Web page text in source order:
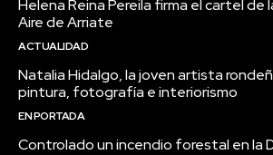
Helena Reina Pereila firma el cartel de
Aire de Arriate
ACTUALIDAD
Natalia Hidalgo, la joven artista
pintura, fotografía e interiorismo
EN PORTADA
Controlado un incendio forestal en la